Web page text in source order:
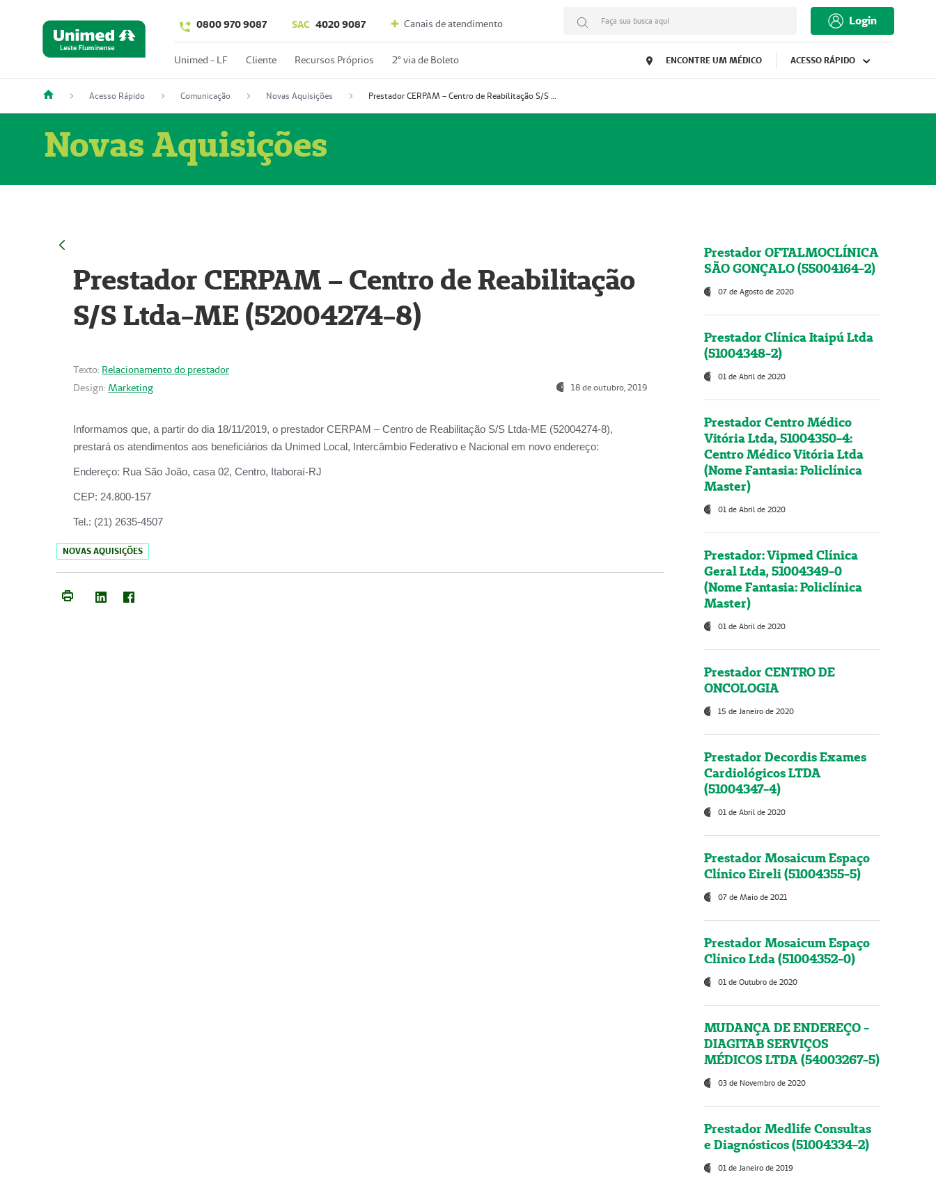
0800 970 9087 SAC 4020 9087 Canais de atendimento Faça sua busca aqui Login
Unimed - LF Cliente Recursos Próprios 2º via de Boleto ENCONTRE UM MÉDICO ACESSO RÁPIDO
Acesso Rápido Comunicação Novas Aquisições Prestador CERPAM – Centro de Reabilitação S/S Ltda-ME (52004274-8)
Novas Aquisições
Prestador CERPAM – Centro de Reabilitação
S/S Ltda-ME (52004274-8)
Texto: Relacionamento do prestador
Design: Marketing 18 de outubro, 2019
Informamos que, a partir do dia 18/11/2019, o prestador CERPAM – Centro de Reabilitação S/S Ltda-ME (52004274-8),
prestará os atendimentos aos beneficiários da Unimed Local, Intercâmbio Federativo e Nacional em novo endereço:
Endereço: Rua São João, casa 02, Centro, Itaboraí-RJ
CEP: 24.800-157
Tel.: (21) 2635-4507
NOVAS AQUISIÇÕES
Prestador OFTALMOCLÍNICA
SÃO GONÇALO (55004164-2)
07 de Agosto de 2020
Prestador Clínica Itaipú Ltda
(51004348-2)
01 de Abril de 2020
Prestador Centro Médico
Vitória Ltda, 51004350-4:
Centro Médico Vitória Ltda
(Nome Fantasia: Policlínica
Master)
01 de Abril de 2020
Prestador: Vipmed Clínica
Geral Ltda, 51004349-0
(Nome Fantasia: Policlínica
Master)
01 de Abril de 2020
Prestador CENTRO DE
ONCOLOGIA
15 de Janeiro de 2020
Prestador Decordis Exames
Cardiológicos LTDA
(51004347-4)
01 de Abril de 2020
Prestador Mosaicum Espaço
Clínico Eireli (51004355-5)
07 de Maio de 2021
Prestador Mosaicum Espaço
Clínico Ltda (51004352-0)
01 de Outubro de 2020
MUDANÇA DE ENDEREÇO -
DIAGITAB SERVIÇOS
MÉDICOS LTDA (54003267-5)
03 de Novembro de 2020
Prestador Medlife Consultas
e Diagnósticos (51004334-2)
01 de Janeiro de 2019